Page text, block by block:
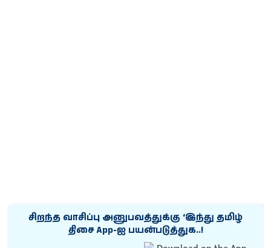
சிறந்த வாசிப்பு அனுபவத்துக்கு ‘இந்து தமிழ்
திசை App-ஐ பயன்படுத்துக..!